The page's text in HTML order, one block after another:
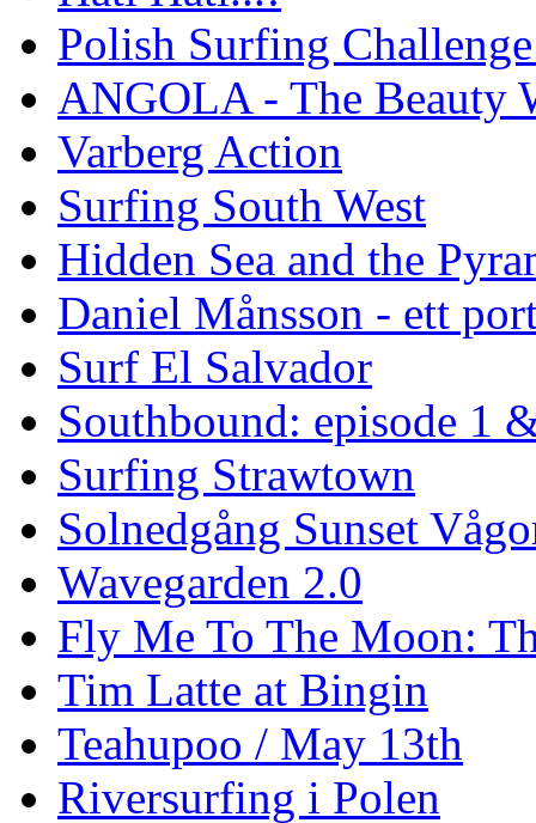
Polish Surfing
ANGOLA - The Beauty
Varberg Action
Surfing South West
Hidden Sea and the
Daniel Månsson - ett
Surf El Salvador
Southbound: episode 1
Surfing Strawtown
Solnedgång Sunset
Wavegarden 2.0
Fly Me To The Moon:
Tim Latte at Bingin
Teahupoo / May 13th
Riversurfing i Polen